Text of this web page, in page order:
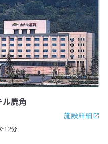
鹿角
施設詳細
12分